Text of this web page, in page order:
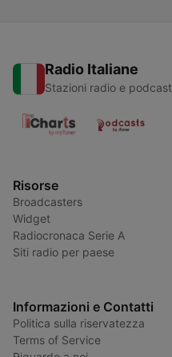
Radio Italiane
Stazioni radio e podcast
Risorse
Broadcasters
Widget
Radiocronaca Serie A
Siti radio per paese
Informazioni e Contatti
Politica sulla riservatezza
Terms of Service